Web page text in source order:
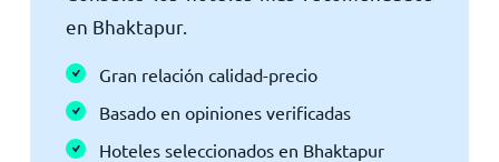
en Bhaktapur.
Gran relación calidad-precio
Basado en opiniones verificadas
Hoteles seleccionados en Bhaktapur